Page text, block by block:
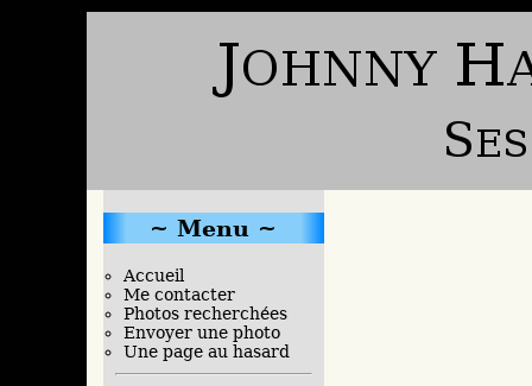
Menu
Accueil
Me contacter
Photos recherchées
Envoyer une photo
Une page au hasard